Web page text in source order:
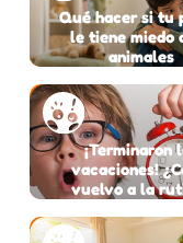
Qué hacer si tu
le tiene miedo
animales
¡Terminaron
vacaciones!
vuelvo a la